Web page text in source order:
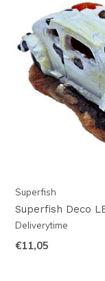
Superfish
Superfish Deco
Deliverytime
€11,05